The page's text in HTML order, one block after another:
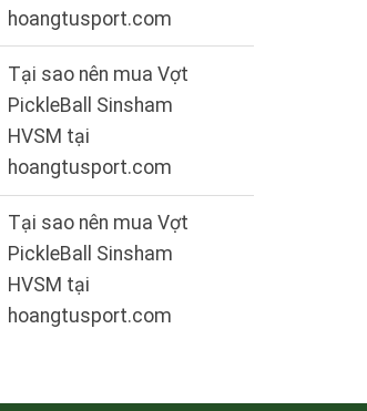
hoangtusport.com
Tại sao nên mua Vợt
PickleBall Sinsham
HVSM tại
hoangtusport.com
Tại sao nên mua Vợt
PickleBall Sinsham
HVSM tại
hoangtusport.com